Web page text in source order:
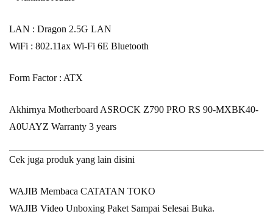
LAN : Dragon 2.5G LAN
WiFi : 802.11ax Wi-Fi 6E Bluetooth
Form Factor : ATX
Akhirnya Motherboard ASROCK Z790 PRO RS 90-MXBK40-
A0UAYZ Warranty 3 years
Cek juga produk yang lain disini
WAJIB Membaca CATATAN TOKO
WAJIB Video Unboxing Paket Sampai Selesai Buka.